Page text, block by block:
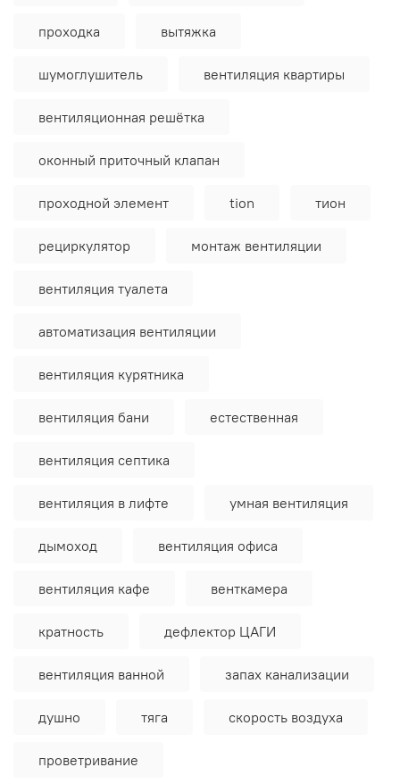
проходка вытяжка
шумоглушитель вентиляция квартиры
вентиляционная решётка
оконный приточный клапан
проходной элемент tion тион
рециркулятор монтаж вентиляции
вентиляция туалета
автоматизация вентиляции
вентиляция курятника
вентиляция бани естественная
вентиляция септика
вентиляция в лифте умная вентиляция
дымоход вентиляция офиса
вентиляция кафе венткамера
кратность дефлектор ЦАГИ
вентиляция ванной запах канализации
душно тяга скорость воздуха
проветривание